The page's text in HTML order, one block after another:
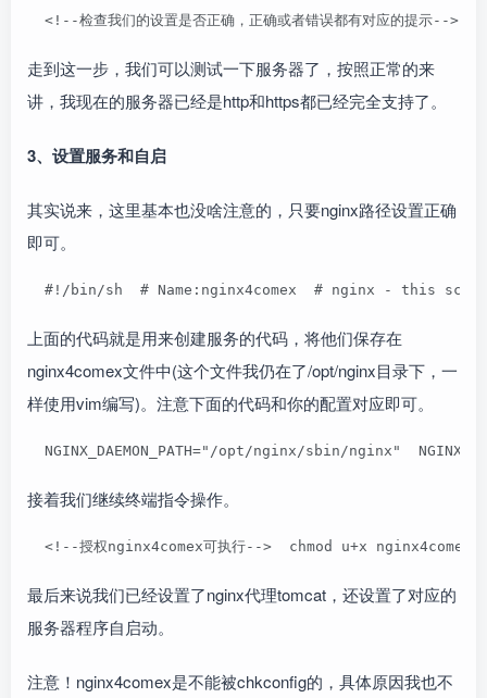
<!--检查我们的设置是否正确，正确或者错误都有对应的提
走到这一步，我们可以测试一下服务器了，按照正常的来
讲，我现在的服务器已经是http和https都已经完全支持了。
3、设置服务和自启
其实说来，这里基本也没啥注意的，只要nginx路径设置正确
即可。
#!/bin/sh  # Name:nginx4comex  # nginx - this
上面的代码就是用来创建服务的代码，将他们保存在
nginx4comex文件中(这个文件我仍在了/opt/nginx目录下，一
样使用vim编写)。注意下面的代码和你的配置对应即可。
NGINX_DAEMON_PATH="/opt/nginx/sbin/nginx"
接着我们继续终端指令操作。
<!--授权nginx4comex可执行-->  chmod u+x nginx4comex
最后来说我们已经设置了nginx代理tomcat，还设置了对应的
服务器程序自启动。
注意！nginx4comex是不能被chkconfig的，具体原因我也不